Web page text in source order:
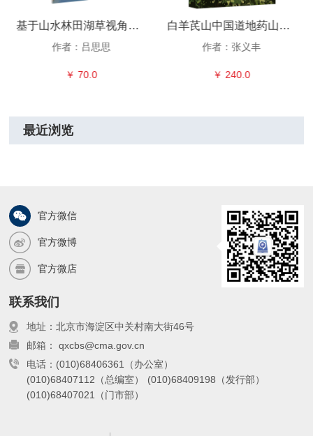
基于山水林田湖草视角的喀斯特山区生态系统健康与管控研究
作者：吕思思
￥ 70.0
白羊芪山中国道地药山培育及其价值
作者：张义丰
￥ 240.0
最近浏览
官方微信
官方微博
官方微店
联系我们
地址：北京市海淀区中关村南大街46号
邮箱： qxcbs@cma.gov.cn
电话：(010)68406361（办公室）
(010)68407112（总编室）
(010)68409198（发行部）
(010)68407021（门市部）